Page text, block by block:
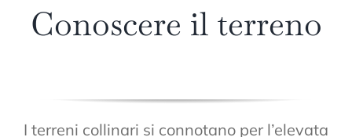
Conoscere il terreno
I terreni collinari si connotano per l’elevata